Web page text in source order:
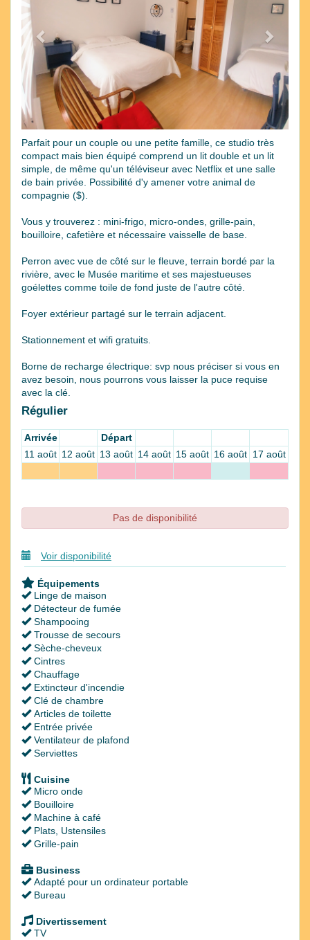
Parfait pour un couple ou une petite famille, ce studio très
compact mais bien équipé comprend un lit double et un lit
simple, de même qu'un téléviseur avec Netflix et une salle
de bain privée. Possibilité d'y amener votre animal de
compagnie ($).
Vous y trouverez : mini-frigo, micro-ondes, grille-pain,
bouilloire, cafetière et nécessaire vaisselle de base.
Perron avec vue de côté sur le fleuve, terrain bordé par la
rivière, avec le Musée maritime et ses majestueuses
goélettes comme toile de fond juste de l'autre côté.
Foyer extérieur partagé sur le terrain adjacent.
Stationnement et wifi gratuits.
Borne de recharge électrique: svp nous préciser si vous en
avez besoin, nous pourrons vous laisser la puce requise
avec la clé.
Régulier
Arrivée
Départ
11 août 12 août 13 août 14 août 15 août 16 août 17 août
Pas de disponibilité
Voir disponibilité
Équipements
Linge de maison
Détecteur de fumée
Shampooing
Trousse de secours
Sèche-cheveux
Cintres
Chauffage
Extincteur d'incendie
Clé de chambre
Articles de toilette
Entrée privée
Ventilateur de plafond
Serviettes
Cuisine
Micro onde
Bouilloire
Machine à café
Plats, Ustensiles
Grille-pain
Business
Adapté pour un ordinateur portable
Bureau
Divertissement
TV